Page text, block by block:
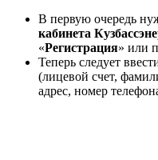
В первую очередь
кабинета
«Регистрация» или
Теперь следует
(лицевой счет,
адрес, номер